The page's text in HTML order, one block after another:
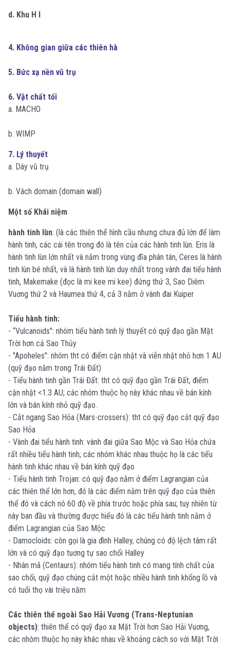
d. Khu H I
4. Không gian giữa các thiên hà
5. Bức xạ nền vũ trụ
6. Vật chất tối
a. MACHO
b. WIMP
7. L‎‎ý thuyết
a. Dây vũ trụ
b. Vách domain (domain wall)
Một số Khái niệm
hành tinh lùn: (là các thiên thể hình cầu nhưng chưa đủ lớn để làm
hành tinh, các cái tên trong đó là tên của các hành tinh lùn. Eris là
hành tinh lùn lớn nhất và nằm trong vùng đĩa phân tán, Ceres là hành
tinh lùn bé nhất, và là hành tinh lùn duy nhất trong vành đai tiểu hành
tinh, Makemake (đọc là mi kee mi kee) đứng thứ 3, Sao Diêm
Vuơng thứ 2 và Haumea thứ 4, cả 3 nằm ở vành đai Kuiper
Tiểu hành tinh:
- “Vulcanoids": nhóm tiểu hành tinh lý thuyết có quỹ đạo gần Mặt
Trời hơn cả Sao Thủy
- "Apoheles": nhóm tht có điểm cận nhật và viễn nhật nhỏ hơn 1 AU
(quỹ đạo nằm trong Trái Đất)
- Tiểu hành tinh gần Trái Đất: tht có quỹ đạo gần Trái Đất, điểm
cận nhật <1.3 AU; các nhóm thuộc họ này khác nhau về bán kính
lớn và bán kính nhỏ quỹ đạo.
- Cắt ngang Sao Hỏa (Mars-crossers): tht có quỹ đạo cắt quỹ đạo
Sao Hỏa
- Vành đai tiểu hành tinh: vành đai giữa Sao Mộc và Sao Hỏa chứa
rất nhiều tiểu hành tinh; các nhóm khác nhau thuộc họ là các tiểu
hành tinh khác nhau về bán kính quỹ đạo
- Tiểu hành tinh Trojan: có quỹ đạo nằm ở điểm Lagrangian của
các thiên thể lớn hơn, đó là các điểm nằm trên quỹ đạo của thiên
thể đó và cách nó 60 độ về phía trước hoặc phía sau; tuy nhiên từ
này ban đầu và thường được hiểu đó là các tiểu hành tinh nằm ở
điểm Lagrangian của Sao Mộc
- Damocloids: còn gọi là gia đình Halley, chúng có độ lệch tâm rất
lớn và có quỹ đạo tuơng tự sao chổi Halley
- Nhân mã (Centaurs): nhóm tiểu hành tinh có mang tính chất của
sao chổi, quỹ đạo chúng cắt một hoặc nhiều hành tinh khổng lồ và
có tuổi thọ vài triệu năm
Các thiên thể ngoài Sao Hải Vương (Trans-Neptunian
objects): thiên thể có quỹ đạo xa Mặt Trời hơn Sao Hải Vuơng,
các nhóm thuộc họ này khác nhau về khoảng cách so với Mặt Trời